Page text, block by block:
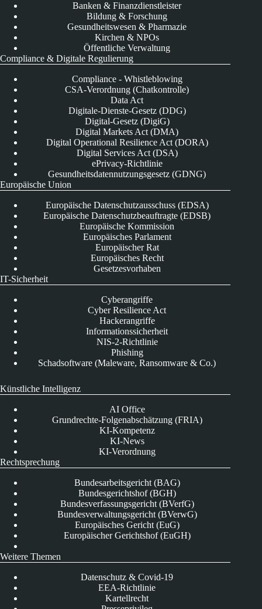
Banken & Finanzdienstleister
Bildung & Forschung
Gesundheitswesen & Pharmazie
Kirchen & NPOs
Öffentliche Verwaltung
Compliance & Digitale Regulierung
Compliance - Whistleblowing
CSA-Verordnung (Chatkontrolle)
Data Act
Digitale-Dienste-Gesetz (DDG)
Digital-Gesetz (DigiG)
Digital Markets Act (DMA)
Digital Operational Resilience Act (DORA)
Digital Services Act (DSA)
ePrivacy-Richtlinie
Gesundheitsdatennutzungsgesetz (GDNG)
Europäische Union
Europäische Datenschutzausschuss (EDSA)
Europäische Datenschutzbeauftragte (EDSB)
Europäische Kommission
Europäisches Parlament
Europäischer Rat
Europäisches Recht
Gesetzesvorhaben
IT-Sicherheit
Cyberangriffe
Cyber Resilience Act
Hackerangriffe
Informationssicherheit
NIS-2-Richtlinie
Phishing
Schadsoftware (Maleware, Ransomware & Co.)
Künstliche Intelligenz
AI Office
Grundrechte-Folgenabschätzung (FRIA)
KI-Kompetenz
KI-News
KI-Verordnung
Rechtsprechung
Bundesarbeitsgericht (BAG)
Bundesgerichtshof (BGH)
Bundesverfassungsgericht (BVerfG)
Bundesverwaltungsgericht (BVerwG)
Europäisches Gericht (EuG)
Europäischer Gerichtshof (EuGH)
Weitere Themen
Datenschutz & Covid-19
EEA-Richtlinie
Kartellrecht